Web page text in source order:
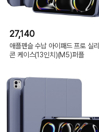
27,140
애플펜슬 수납 아이패드 프로 실리
콘 케이스(13인치)(M5)퍼플